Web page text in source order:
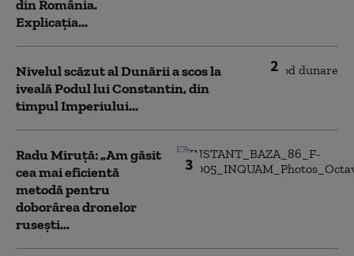
din România.
Explicația...
2
Nivelul scăzut al Dunării a scos la
iveală Podul lui Constantin, din
timpul Imperiului...
3
Radu Miruță: „Am găsit
cea mai eficientă
metodă pentru
doborârea dronelor
rusești...